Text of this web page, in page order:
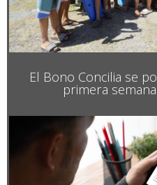
El Bono Concilia se
primera